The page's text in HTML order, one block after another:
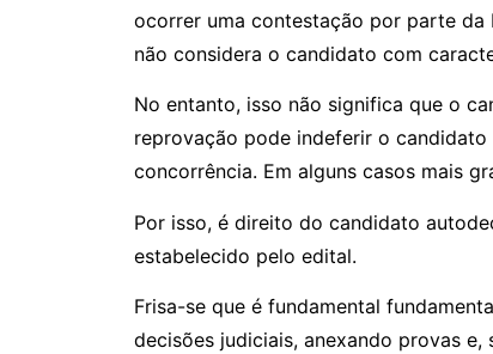
ocorrer uma contestação por parte da
não considera o candidato com
No entanto, isso não significa que o
reprovação pode indeferir o candidato
concorrência. Em alguns casos mais
Por isso, é direito do candidato
estabelecido pelo edital.
Frisa-se que é fundamental
decisões judiciais, anexando provas